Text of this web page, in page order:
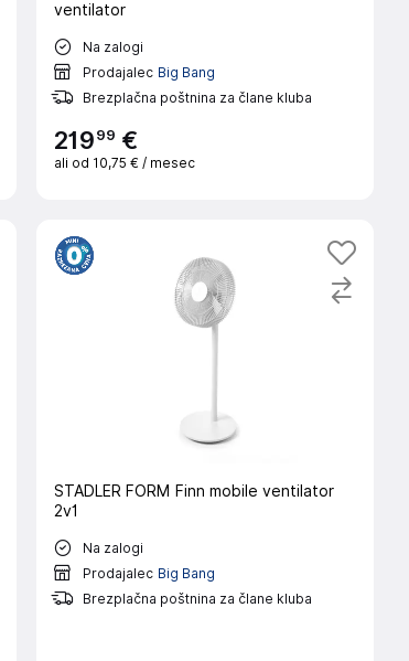
ventilator
Na zalogi
Prodajalec Big Bang
Brezplačna poštnina za člane kluba
21999 €
ali od 10,75 € / mesec
STADLER FORM Finn mobile ventilator
2v1
Na zalogi
Prodajalec Big Bang
Brezplačna poštnina za člane kluba